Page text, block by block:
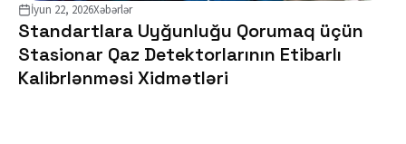
İyun 22, 2026Xəbərlər
Standartlara Uyğunluğu Qorumaq üçün
Stasionar Qaz Detektorlarının Etibarlı
Kalibrlənməsi Xidmətləri